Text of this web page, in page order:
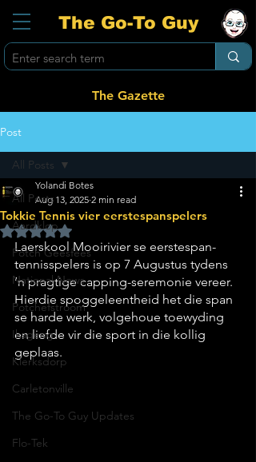
The Go-To Guy
The Gazette
Post
All Posts
Aardklop
Potch Geesfees
National News
Potchefstroom
Ikageng
Klerksdorp
Carletonville
The Go-To Guy Updates
Flo-Tek
All Posts
Tokkie Tennis vier eerstespanspelers
Yolandi Botes
Aug 13, 2025 2 min read
Rated NaN out of 5 stars.
Laerskool Mooirivier se eerstespan-
tennisspelers is op 7 Augustus tydens
’n pragtige capping-seremonie vereer.
Hierdie spoggeleentheid het die span
se harde werk, volgehoue toewyding
en liefde vir die sport in die kollig
geplaas.